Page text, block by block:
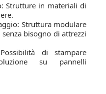
Strutture in materiali di
Struttura modulare
bisogno di attrezzi
di stampare
su pannelli